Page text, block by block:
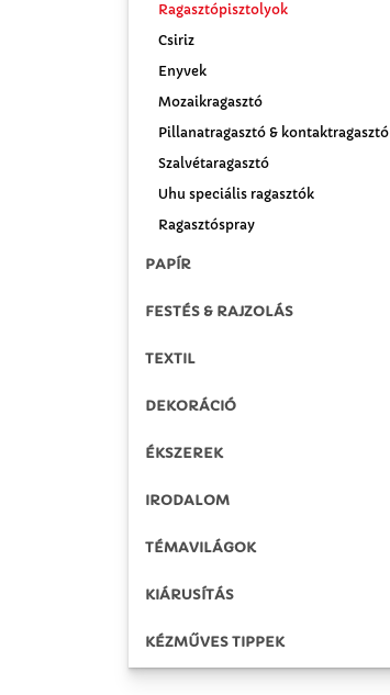
Ragasztópisztolyok
Csiriz
Enyvek
Mozaikragasztó
Pillanatragasztó & kontaktragasztó
Szalvétaragasztó
Uhu speciális ragasztók
Ragasztóspray
PAPÍR
FESTÉS & RAJZOLÁS
TEXTIL
DEKORÁCIÓ
ÉKSZEREK
IRODALOM
TÉMAVILÁGOK
KIÁRUSÍTÁS
KÉZMŰVES TIPPEK